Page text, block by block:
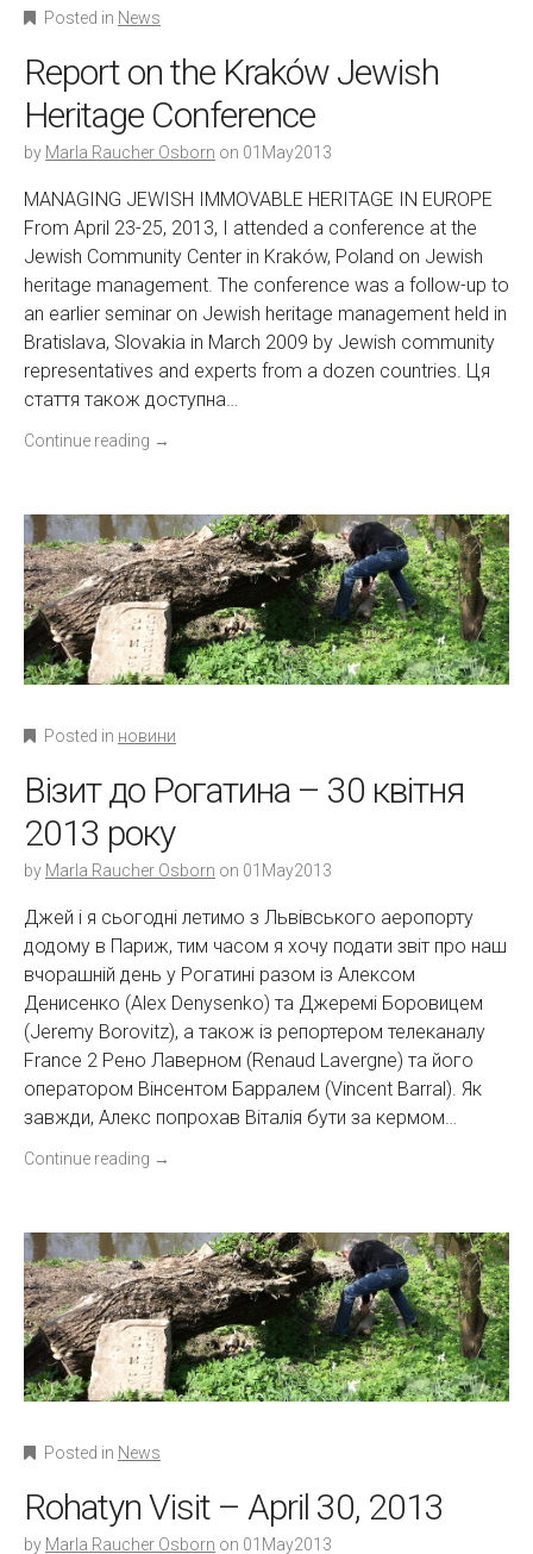
Posted in News
Report on the Kraków Jewish
Heritage Conference
by Marla Raucher Osborn on 01May2013
MANAGING JEWISH IMMOVABLE HERITAGE IN EUROPE
From April 23-25, 2013, I attended a conference at the
Jewish Community Center in Kraków, Poland on Jewish
heritage management. The conference was a follow-up to
an earlier seminar on Jewish heritage management held in
Bratislava, Slovakia in March 2009 by Jewish community
representatives and experts from a dozen countries. Ця
стаття також доступна…
Continue reading →
Posted in новини
Візит до Рогатина – 30 квітня
2013 року
by Marla Raucher Osborn on 01May2013
Джей і я сьогодні летимо з Львівського аеропорту
додому в Париж, тим часом я хочу подати звіт про наш
вчорашній день у Рогатині разом із Алексом
Денисенко (Alex Denysenko) та Джеремі Боровицем
(Jeremy Borovitz), а також із репортером телеканалу
France 2 Рено Лаверном (Renaud Lavergne) та його
оператором Вінсентом Барралем (Vincent Barral). Як
завжди, Алекс попрохав Віталія бути за кермом…
Continue reading →
Posted in News
Rohatyn Visit – April 30, 2013
by Marla Raucher Osborn on 01May2013